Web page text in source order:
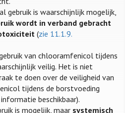
gebruik is waarschijnlijk mogelijk,
wordt in verband gebracht
(zie 11.1.9.
van chlooramfenicol tijdens
veilig. Het is niet
te doen over de veiligheid van
tijdens de borstvoeding
beschikbaar).
is mogelijk, maar systemisch